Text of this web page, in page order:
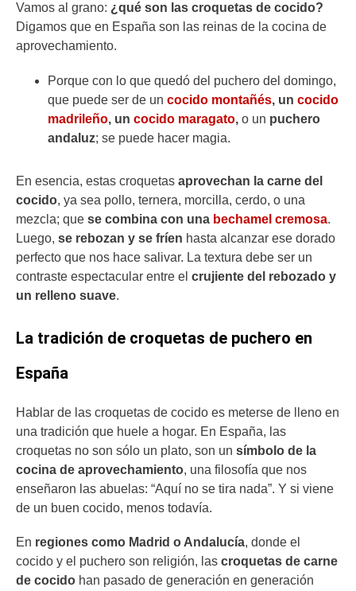
Vamos al grano: ¿qué son las croquetas de cocido?
Digamos que en España son las reinas de la cocina de
aprovechamiento.
Porque con lo que quedó del puchero del domingo,
que puede ser de un cocido montañés, un cocido
madrileño, un cocido maragato, o un puchero
andaluz; se puede hacer magia.
En esencia, estas croquetas aprovechan la carne del
cocido, ya sea pollo, ternera, morcilla, cerdo, o una
mezcla; que se combina con una bechamel cremosa.
Luego, se rebozan y se fríen hasta alcanzar ese dorado
perfecto que nos hace salivar. La textura debe ser un
contraste espectacular entre el crujiente del rebozado y
un relleno suave.
La tradición de croquetas de puchero en
España
Hablar de las croquetas de cocido es meterse de lleno en
una tradición que huele a hogar. En España, las
croquetas no son sólo un plato, son un símbolo de la
cocina de aprovechamiento, una filosofía que nos
enseñaron las abuelas: “Aquí no se tira nada”. Y si viene
de un buen cocido, menos todavía.
En regiones como Madrid o Andalucía, donde el
cocido y el puchero son religión, las croquetas de carne
de cocido han pasado de generación en generación